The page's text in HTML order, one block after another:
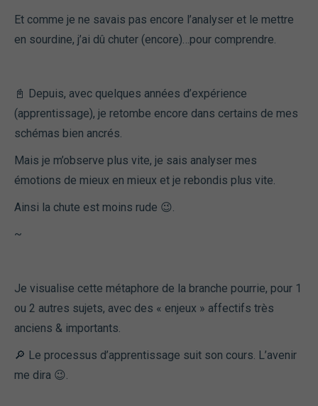
Et comme je ne savais pas encore l’analyser et le mettre
en sourdine, j’ai dû chuter (encore)…pour comprendre.
📓 Depuis, avec quelques années d’expérience
(apprentissage), je retombe encore dans certains de mes
schémas bien ancrés.
Mais je m’observe plus vite, je sais analyser mes
émotions de mieux en mieux et je rebondis plus vite.
Ainsi la chute est moins rude 😉.
~
Je visualise cette métaphore de la branche pourrie, pour 1
ou 2 autres sujets, avec des « enjeux » affectifs très
anciens & importants.
🔎 Le processus d’apprentissage suit son cours. L’avenir
me dira 😉.